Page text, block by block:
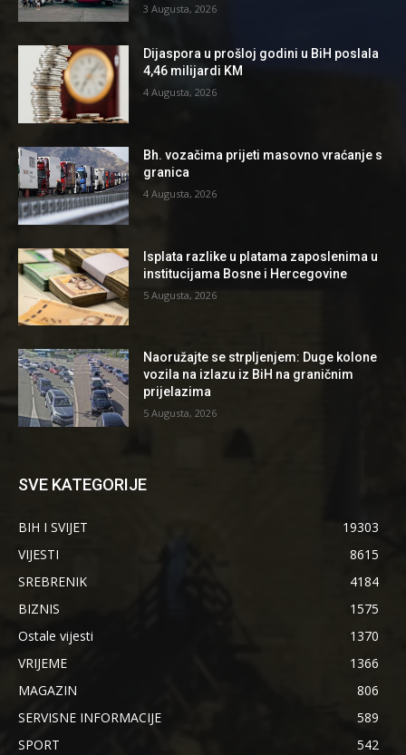
3 Augusta, 2026
Dijaspora u prošloj godini u BiH poslala
4,46 milijardi KM
4 Augusta, 2026
Bh. vozačima prijeti masovno vraćanje s
granica
4 Augusta, 2026
Isplata razlike u platama zaposlenima u
institucijama Bosne i Hercegovine
5 Augusta, 2026
Naoružajte se strpljenjem: Duge kolone
vozila na izlazu iz BiH na graničnim
prijelazima
5 Augusta, 2026
SVE KATEGORIJE
BIH I SVIJET
19303
VIJESTI
8615
SREBRENIK
4184
BIZNIS
1575
Ostale vijesti
1370
VRIJEME
1366
MAGAZIN
806
SERVISNE INFORMACIJE
589
SPORT
542